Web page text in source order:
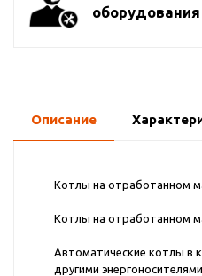
оборудования
Описание
Котлы на отработанном
Котлы на отработанном
Автоматические котлы в
другими энергоносителями.